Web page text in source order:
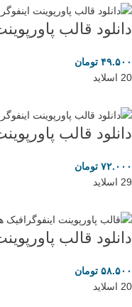
دانلود قالب
۴۹.۵۰۰ تومان
20 اسلاید
دانلود قالب
۷۲.۰۰۰ تومان
29 اسلاید
دانلود قالب
۵۸.۵۰۰ تومان
20 اسلاید